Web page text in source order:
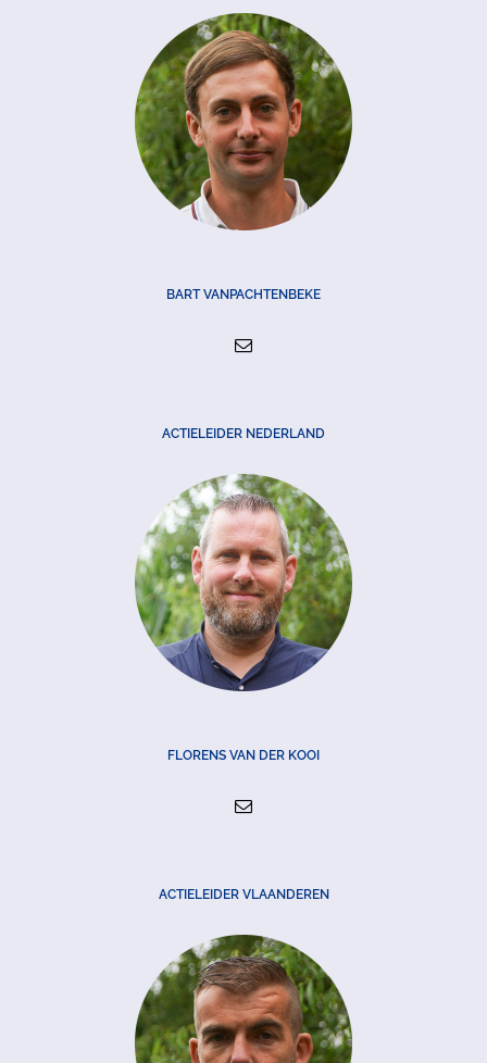
BART VANPACHTENBEKE
ACTIELEIDER NEDERLAND
FLORENS VAN DER KOOI
ACTIELEIDER VLAANDEREN